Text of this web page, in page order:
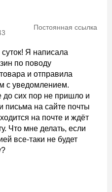
Постоянная ссылка
Я написала
по поводу
и отправила
с уведомлением.
сих пор не пришло и
письма на сайте почты
на почте и ждёт
Что мне делать, если
все-таки не будет